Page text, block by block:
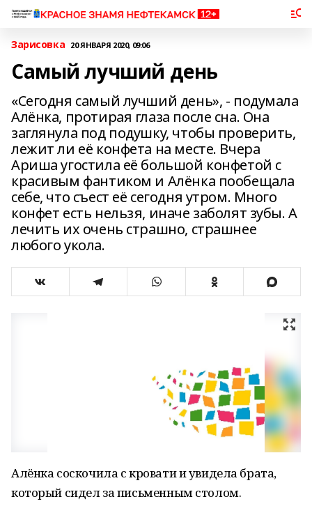
Зарисовка 20 ЯНВАРЯ 2020, 09:06
Самый лучший день
«Сегодня самый лучший день», - подумала
Алёнка, протирая глаза после сна. Она
заглянула под подушку, чтобы проверить,
лежит ли её конфета на месте. Вчера
Ариша угостила её большой конфетой с
красивым фантиком и Алёнка пообещала
себе, что съест её сегодня утром. Много
конфет есть нельзя, иначе заболят зубы. А
лечить их очень страшно, страшнее
любого укола.
Алёнка соскочила с кровати и увидела брата,
который сидел за письменным столом.